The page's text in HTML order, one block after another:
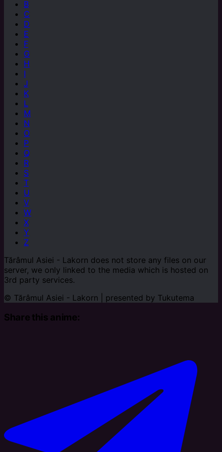
B
C
D
E
F
G
H
I
J
K
L
M
N
O
P
Q
R
S
T
U
V
W
X
Y
Z
Tărâmul Asiei - Lakorn does not store any files on our
server, we only linked to the media which is hosted on
3rd party services.
© Tărâmul Asiei - Lakorn | presented by Tukutema
Share this anime: